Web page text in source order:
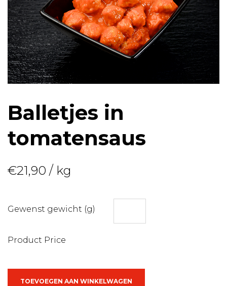
Balletjes in
tomatensaus
€21,90 / kg
Gewenst gewicht (g)
Product Price
TOEVOEGEN AAN WINKELWAGEN